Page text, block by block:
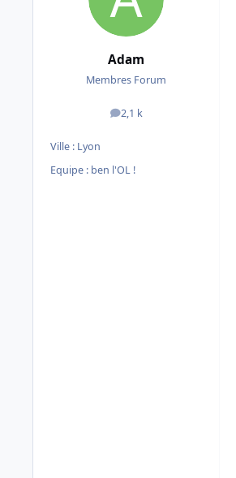
Adam
Membres Forum
2,1 k
messages
Ville : Lyon
Equipe : ben l'OL !